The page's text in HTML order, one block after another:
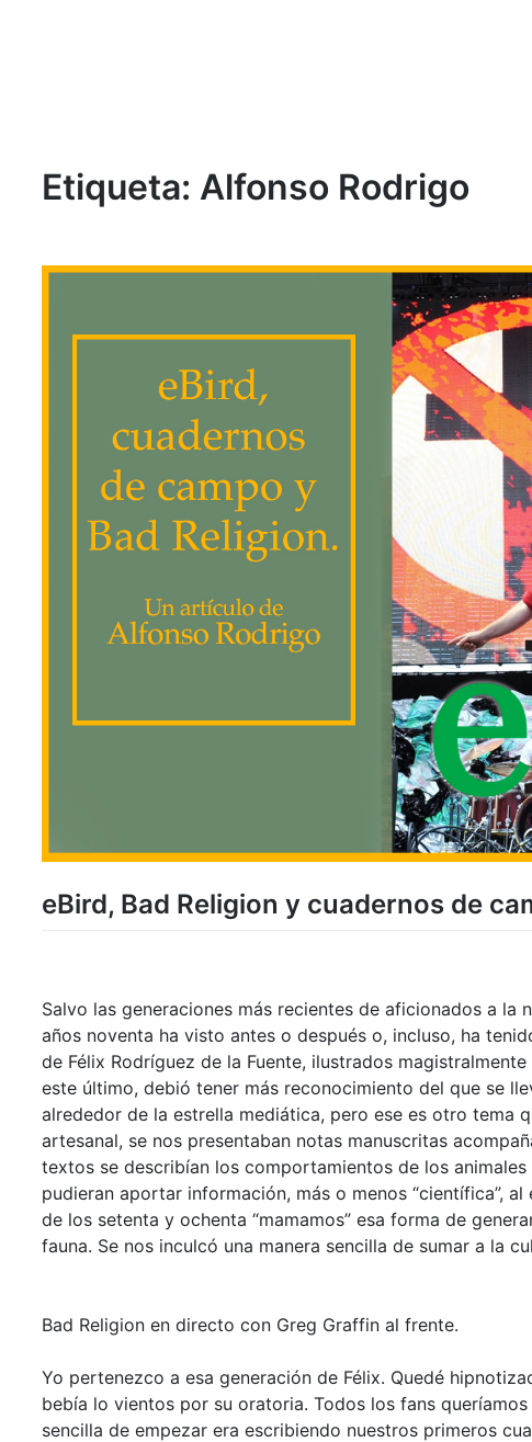
Etiqueta: Alfonso Rodrigo
eBird, Bad Religion y cuadernos de
Salvo las generaciones más recientes de aficionados a la
años noventa ha visto antes o después o, incluso, ha
de Félix Rodríguez de la Fuente, ilustrados
este último, debió tener más reconocimiento del que se
alrededor de la estrella mediática, pero ese es otro tema
artesanal, se nos presentaban notas manuscritas
textos se describían los comportamientos de los
pudieran aportar información, más o menos “científica”,
de los setenta y ochenta “mamamos” esa forma de
fauna. Se nos inculcó una manera sencilla de sumar a la
Bad Religion en directo con Greg Graffin al frente.
Yo pertenezco a esa generación de Félix. Quedé
bebía lo vientos por su oratoria. Todos los fans
sencilla de empezar era escribiendo nuestros primeros